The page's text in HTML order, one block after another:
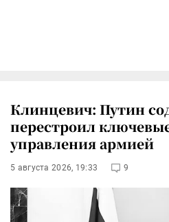
Клинцевич: Путин
перестроил
управления армией
5 августа 2026, 19:33 9